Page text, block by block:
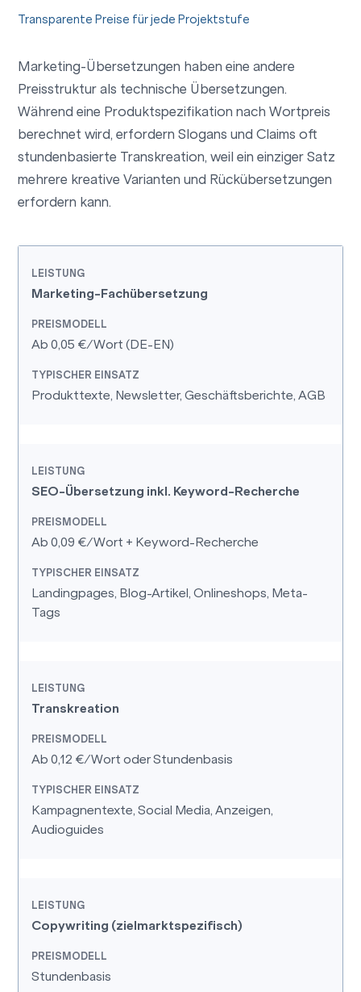
Transparente Preise für jede Projektstufe
Marketing-Übersetzungen haben eine andere
Preisstruktur als technische Übersetzungen.
Während eine Produktspezifikation nach Wortpreis
berechnet wird, erfordern Slogans und Claims oft
stundenbasierte Transkreation, weil ein einziger Satz
mehrere kreative Varianten und Rückübersetzungen
erfordern kann.
Marketing-Fachübersetzung
Ab 0,05 €/Wort (DE-EN)
Produkttexte, Newsletter, Geschäftsberichte, AGB
SEO-Übersetzung inkl. Keyword-Recherche
Ab 0,09 €/Wort + Keyword-Recherche
Landingpages, Blog-Artikel, Onlineshops, Meta-
Tags
Transkreation
Ab 0,12 €/Wort oder Stundenbasis
Kampagnentexte, Social Media, Anzeigen,
Audioguides
Copywriting (zielmarktspezifisch)
Stundenbasis